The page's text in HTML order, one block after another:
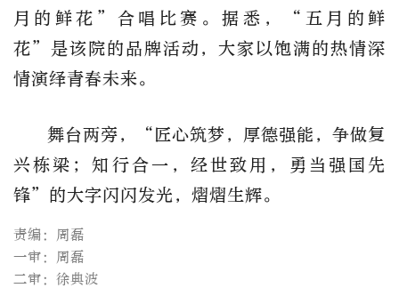
月的鲜花”合唱比赛。据悉，“五月的鲜
花”是该院的品牌活动，大家以饱满的热情深
情演绎青春未来。
舞台两旁，“匠心筑梦，厚德强能，争做复
兴栋梁；知行合一，经世致用，勇当强国先
锋”的大字闪闪发光，熠熠生辉。
责编：周磊
一审：周磊
二审：徐典波